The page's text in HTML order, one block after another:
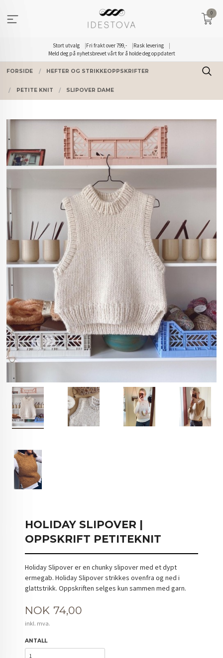
innholdet
Stort utvalg Fri frakt over 799,-
Rask levering
Meld deg på nyhetsbrevet vårt for å holde deg oppdatert
0
FORSIDE HEFTER OG STRIKKEOPPSKRIFTER
PETITE KNIT SLIPOVER DAME
HOLIDAY SLIPOVER |
OPPSKRIFT PETITEKNIT
Holiday Slipover er en chunky slipover med et dypt
ermegab. Holiday Slipover strikkes ovenfra og ned i
glattstrikk. Oppskriften selges kun sammen med garn.
Pris
NOK 74,00
inkl. mva.
ANTALL